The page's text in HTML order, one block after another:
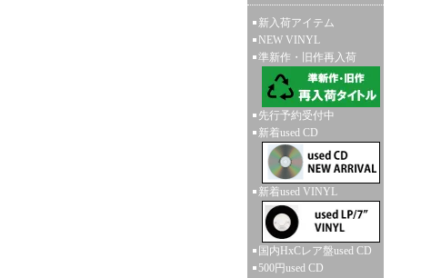
新入荷アイテム
NEW VINYL
準新作・旧作再入荷
先行予約受付中
新着used CD
新着used VINYL
国内HxCレア盤used CD
500円used CD